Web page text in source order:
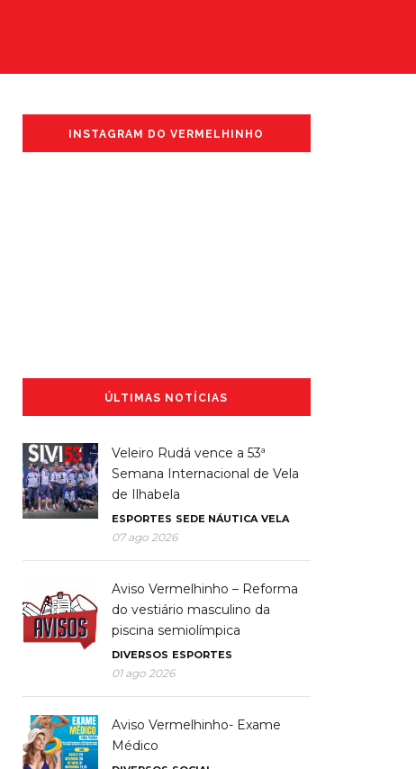
INSTAGRAM DO VERMELHINHO
ÚLTIMAS NOTÍCIAS
Veleiro Rudá vence a 53ª
Semana Internacional de Vela
de Ilhabela
ESPORTES SEDE NÁUTICA VELA
07 ago 2026
Aviso Vermelhinho – Reforma
do vestiário masculino da
piscina semiolímpica
DIVERSOS ESPORTES
01 ago 2026
Aviso Vermelhinho- Exame
Médico